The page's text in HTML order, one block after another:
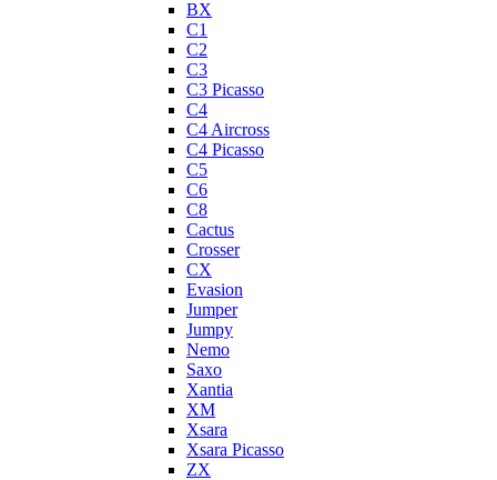
BX
C1
C2
C3
C3 Picasso
C4
C4 Aircross
C4 Picasso
C5
C6
C8
Cactus
Crosser
CX
Evasion
Jumper
Jumpy
Nemo
Saxo
Xantia
XM
Xsara
Xsara Picasso
ZX